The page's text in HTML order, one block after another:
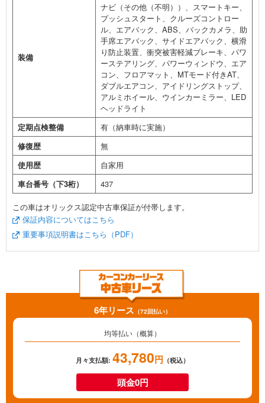
装備
ナビ（その他（不明））、スマートキー、
プッシュスタート、クルーズコントロー
ル、エアバック、ABS、バックカメラ、助
手席エアバック、サイドエアバック、横滑
り防止装置、衝突被害軽減ブレーキ、パワ
ーステアリング、パワーウィンドウ、エア
コン、フロアマット、MTモード付きAT、
ダブルエアコン、アイドリングストップ、
アルミホイール、ウインカーミラー、LED
ヘッドライト
定期点検整備
有（納車時に実施）
修復歴
無
使用歴
自家用
車台番号（下3桁）
437
この車はオリックス認定中古車保証が付帯します。
保証内容についてはこちら
重要事項説明書はこちら（PDF）
6年リース （72回払い）
均等払い（概算）
月々支払額: 43,780円 （税込）
頭金0円